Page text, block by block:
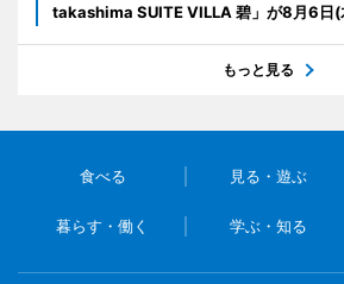
takashima SUITE VILLA 碧」が8月6日(
もっと見る
食べる 見る・遊ぶ
暮らす・働く 学ぶ・知る